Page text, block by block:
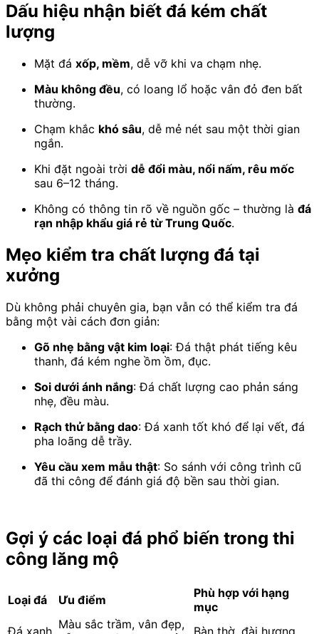
Dấu hiệu nhận biết đá kém chất
lượng
Mặt đá xốp, mềm, dễ vỡ khi va chạm nhẹ.
Màu không đều, có loang lổ hoặc vân đỏ đen bất
thường.
Chạm khắc khó sâu, dễ mẻ nét sau một thời gian
ngắn.
Khi đặt ngoài trời dễ đổi màu, nổi nấm, rêu mốc
sau 6–12 tháng.
Không có thông tin rõ về nguồn gốc – thường là đá
rạn nhập khẩu giá rẻ từ Trung Quốc.
Mẹo kiểm tra chất lượng đá tại
xưởng
Dù không phải chuyên gia, bạn vẫn có thể kiểm tra đá
bằng một vài cách đơn giản:
Gõ nhẹ bằng vật kim loại: Đá thật phát tiếng kêu
thanh, đá kém nghe ồm ồm, đục.
Soi dưới ánh nắng: Đá chất lượng cao phản sáng
nhẹ, đều màu.
Rạch thử bằng dao: Đá xanh tốt khó để lại vết, đá
pha loãng dễ trầy.
Yêu cầu xem mẫu thật: So sánh với công trình cũ
đã thi công để đánh giá độ bền sau thời gian.
Gợi ý các loại đá phổ biến trong thi
công lăng mộ
Loại đá Ưu điểm
Phù hợp với hạng
mục
Đá xanh Màu sắc trầm, vân đẹp,
Bàn thờ, đài hương,